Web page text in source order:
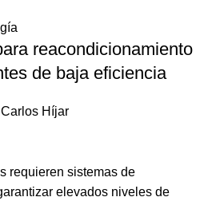
reacondicionamiento
de baja eficiencia
Carlos Híjar
requieren sistemas de
elevados niveles de